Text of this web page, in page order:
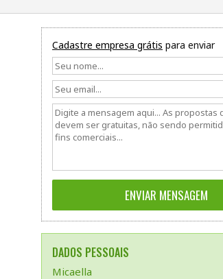
Cadastre empresa grátis para enviar
DADOS PESSOAIS
Micaella